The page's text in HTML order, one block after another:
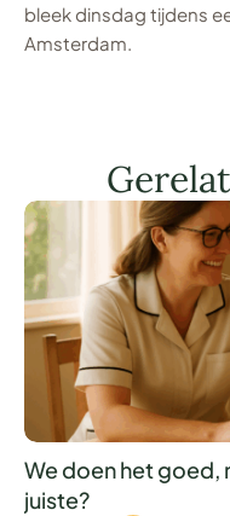
bleek dinsdag tijdens
Amsterdam.
We doen het goed,
juiste?